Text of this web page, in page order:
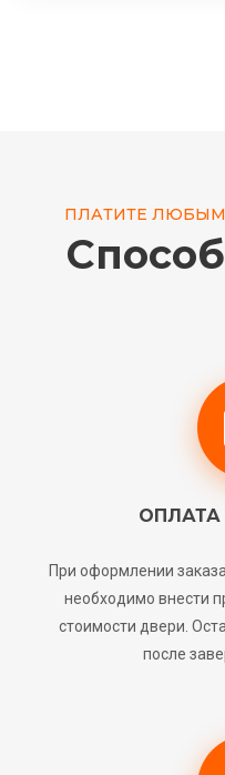
ПЛАТИТЕ
При оформлении
необходимо внести
стоимости двери.
после